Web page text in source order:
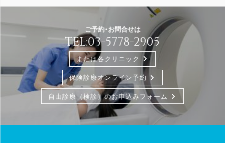
ご予約・お問合せは
TEL:03-5778-2905
または各クリニック
保険診療オンライン予約
自由診療（検診）のお申込みフォーム